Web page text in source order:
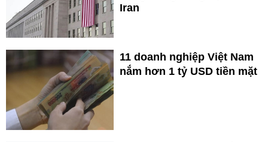
Iran
11 doanh nghiệp Việt Nam
nắm hơn 1 tỷ USD tiền mặt